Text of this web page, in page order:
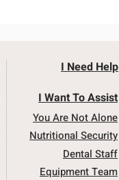
I Need Help
I Want To Assist
You Are Not Alone
Nutritional Security
Dental Staff
Equipment Team